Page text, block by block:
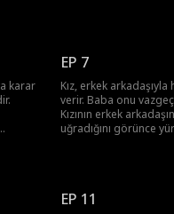
karar
EP 7
Kız, erkek
verir. Baba onu
Kızının erkek
uğradığını görünce
EP 11